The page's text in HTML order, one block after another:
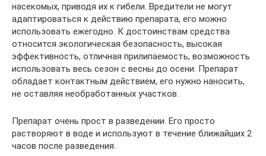
насекомых, приводя их к гибели. Вредители не могут
адаптироваться к действию препарата, его можно
использовать ежегодно. К достоинствам средства
относится экологическая безопасность, высокая
эффективность, отличная прилипаемость, возможность
использовать весь сезон с весны до осени. Препарат
обладает контактным действием, его нужно наносить,
не оставляя необработанных участков.
Препарат очень прост в разведении. Его просто
растворяют в воде и используют в течение ближайших 2
часов после разведения.